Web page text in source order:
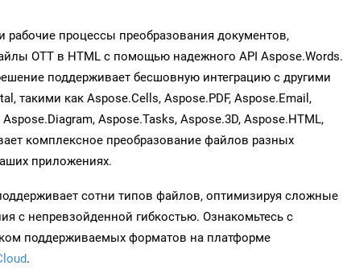
рабочие процессы преобразования документов,
OTT в HTML с помощью надежного API Aspose.Words.
поддерживает бесшовную интеграцию с другими
такими как Aspose.Cells, Aspose.PDF, Aspose.Email,
Aspose.Tasks, Aspose.3D, Aspose.HTML,
комплексное преобразование файлов разных
приложениях.
сотни типов файлов, оптимизируя сложные
с непревзойденной гибкостью. Ознакомьтесь с
поддерживаемых форматов на платформе
.